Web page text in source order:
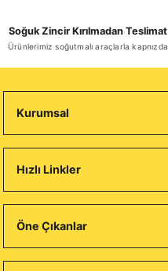
Soğuk Zincir Kırılmadan Teslimat
Ürünlerimiz soğutmalı araçlarla kapnızda
Kurumsal
Hızlı Linkler
Öne Çıkanlar